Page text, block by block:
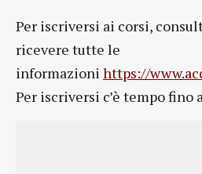
Per iscriversi ai corsi,
ricevere tutte le
informazioni https://
Per iscriversi c’è tempo fino